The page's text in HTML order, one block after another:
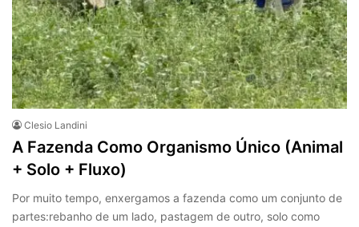
Clesio Landini
A Fazenda Como Organismo Único (Animal
+ Solo + Fluxo)
Por muito tempo, enxergamos a fazenda como um conjunto de
partes:rebanho de um lado, pastagem de outro, solo como